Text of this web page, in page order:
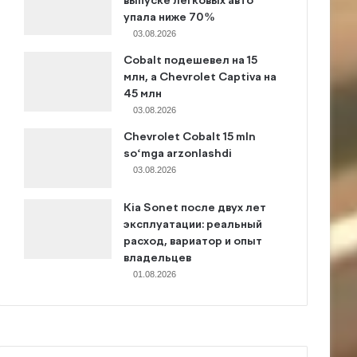
упала ниже 70%
03.08.2026
Cobalt подешевел на 15
млн, а Chevrolet Captiva на
45 млн
03.08.2026
Chevrolet Cobalt 15 mln
so‘mga arzonlashdi
03.08.2026
Kia Sonet после двух лет
эксплуатации: реальный
расход, вариатор и опыт
владельцев
01.08.2026